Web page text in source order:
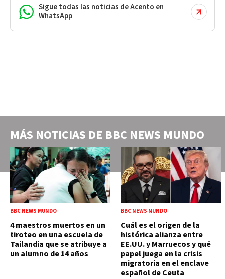
Sigue todas las noticias de Acento en
WhatsApp
MÁS NOTICIAS DE BBC NEWS MUNDO
BBC NEWS MUNDO
4 maestros muertos en un
tiroteo en una escuela de
Tailandia que se atribuye a
un alumno de 14 años
BBC NEWS MUNDO
Cuál es el origen de la
histórica alianza entre
EE.UU. y Marruecos y qué
papel juega en la crisis
migratoria en el enclave
español de Ceuta